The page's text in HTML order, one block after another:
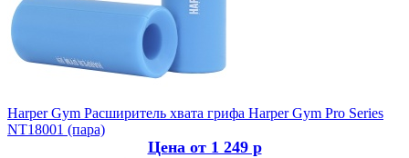
Harper Gym Расширитель хвата грифа Harper Gym Pro Series
NT18001 (пара)
Цена от 1 249 р